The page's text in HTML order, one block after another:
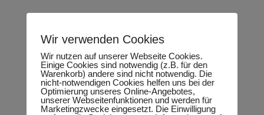
Wir verwenden Cookies
Wir nutzen auf unserer Webseite Cookies.
Einige Cookies sind notwendig (z.B. für den
Warenkorb) andere sind nicht notwendig. Die
nicht-notwendigen Cookies helfen uns bei der
Optimierung unseres Online-Angebotes,
unserer Webseitenfunktionen und werden für
Marketingzwecke eingesetzt. Die Einwilligung